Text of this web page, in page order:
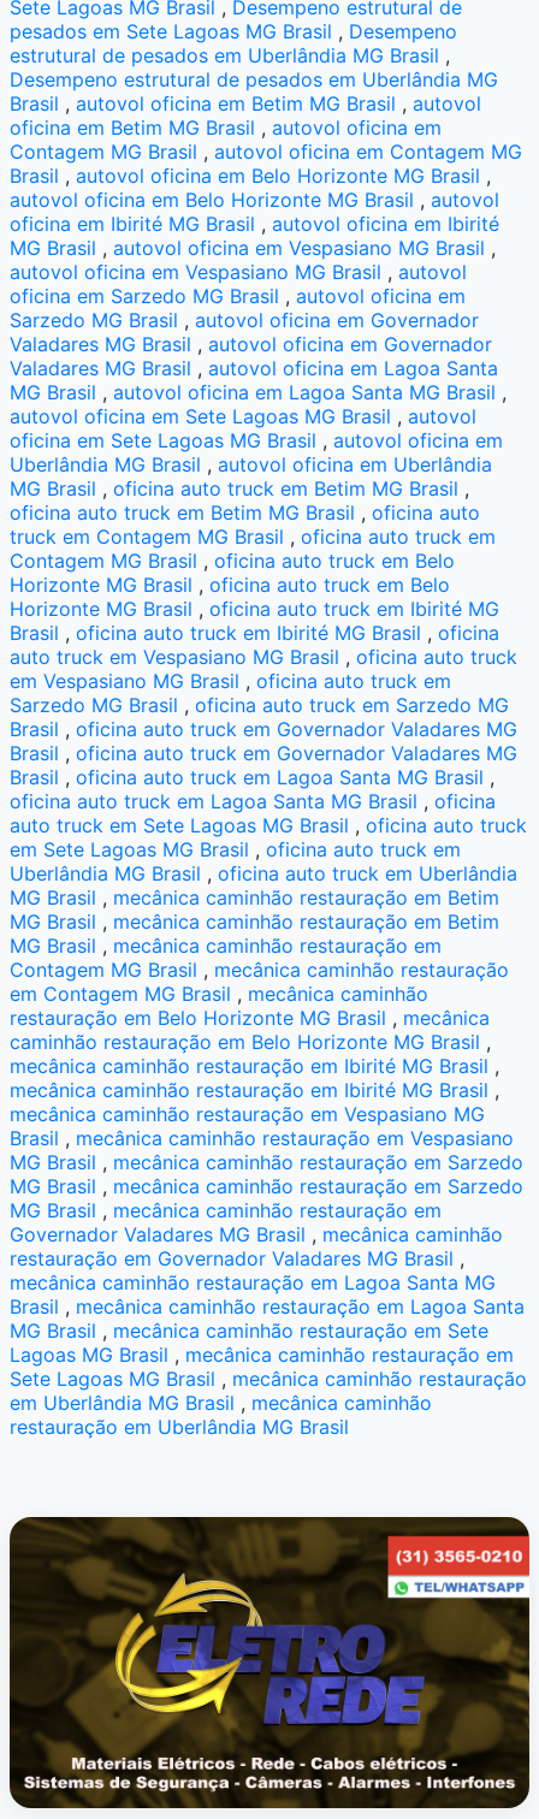
Sete Lagoas MG Brasil , Desempeno estrutural de
pesados em Sete Lagoas MG Brasil , Desempeno
estrutural de pesados em Uberlândia MG Brasil ,
Desempeno estrutural de pesados em Uberlândia MG
Brasil ,autovol oficina em Betim MG Brasil ,autovol
oficina em Betim MG Brasil ,autovol oficina em
Contagem MG Brasil ,autovol oficina em Contagem MG
Brasil ,autovol oficina em Belo Horizonte MG Brasil ,
autovol oficina em Belo Horizonte MG Brasil ,autovol
oficina em Ibirité MG Brasil ,autovol oficina em Ibirité
MG Brasil ,autovol oficina em Vespasiano MG Brasil ,
autovol oficina em Vespasiano MG Brasil ,autovol
oficina em Sarzedo MG Brasil ,autovol oficina em
Sarzedo MG Brasil ,autovol oficina em Governador
Valadares MG Brasil ,autovol oficina em Governador
Valadares MG Brasil ,autovol oficina em Lagoa Santa
MG Brasil ,autovol oficina em Lagoa Santa MG Brasil ,
autovol oficina em Sete Lagoas MG Brasil ,autovol
oficina em Sete Lagoas MG Brasil ,autovol oficina em
Uberlândia MG Brasil ,autovol oficina em Uberlândia
MG Brasil ,oficina auto truck em Betim MG Brasil ,
oficina auto truck em Betim MG Brasil ,oficina auto
truck em Contagem MG Brasil ,oficina auto truck em
Contagem MG Brasil ,oficina auto truck em Belo
Horizonte MG Brasil ,oficina auto truck em Belo
Horizonte MG Brasil ,oficina auto truck em Ibirité MG
Brasil ,oficina auto truck em Ibirité MG Brasil ,oficina
auto truck em Vespasiano MG Brasil ,oficina auto truck
em Vespasiano MG Brasil ,oficina auto truck em
Sarzedo MG Brasil ,oficina auto truck em Sarzedo MG
Brasil ,oficina auto truck em Governador Valadares MG
Brasil ,oficina auto truck em Governador Valadares MG
Brasil ,oficina auto truck em Lagoa Santa MG Brasil ,
oficina auto truck em Lagoa Santa MG Brasil ,oficina
auto truck em Sete Lagoas MG Brasil ,oficina auto truck
em Sete Lagoas MG Brasil ,oficina auto truck em
Uberlândia MG Brasil ,oficina auto truck em Uberlândia
MG Brasil , mecânica caminhão restauração em Betim
MG Brasil , mecânica caminhão restauração em Betim
MG Brasil , mecânica caminhão restauração em
Contagem MG Brasil , mecânica caminhão restauração
em Contagem MG Brasil , mecânica caminhão
restauração em Belo Horizonte MG Brasil , mecânica
caminhão restauração em Belo Horizonte MG Brasil ,
mecânica caminhão restauração em Ibirité MG Brasil ,
mecânica caminhão restauração em Ibirité MG Brasil ,
mecânica caminhão restauração em Vespasiano MG
Brasil , mecânica caminhão restauração em Vespasiano
MG Brasil , mecânica caminhão restauração em Sarzedo
MG Brasil , mecânica caminhão restauração em Sarzedo
MG Brasil , mecânica caminhão restauração em
Governador Valadares MG Brasil , mecânica caminhão
restauração em Governador Valadares MG Brasil ,
mecânica caminhão restauração em Lagoa Santa MG
Brasil , mecânica caminhão restauração em Lagoa Santa
MG Brasil , mecânica caminhão restauração em Sete
Lagoas MG Brasil , mecânica caminhão restauração em
Sete Lagoas MG Brasil , mecânica caminhão restauração
em Uberlândia MG Brasil , mecânica caminhão
restauração em Uberlândia MG Brasil